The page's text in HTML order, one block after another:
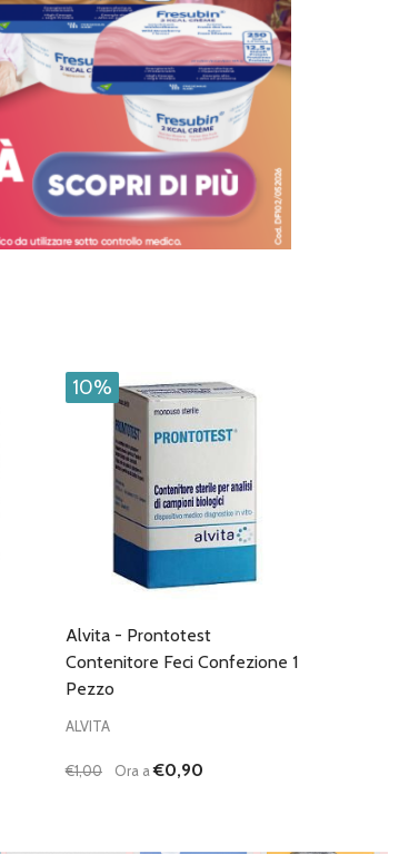
10%
Alvita - Prontotest
Contenitore Feci Confezione 1
Pezzo
ALVITA
€1,00 Ora a€0,90